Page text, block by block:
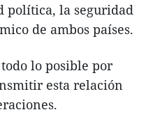
política, la seguridad
de ambos países.
lo posible por
esta relación